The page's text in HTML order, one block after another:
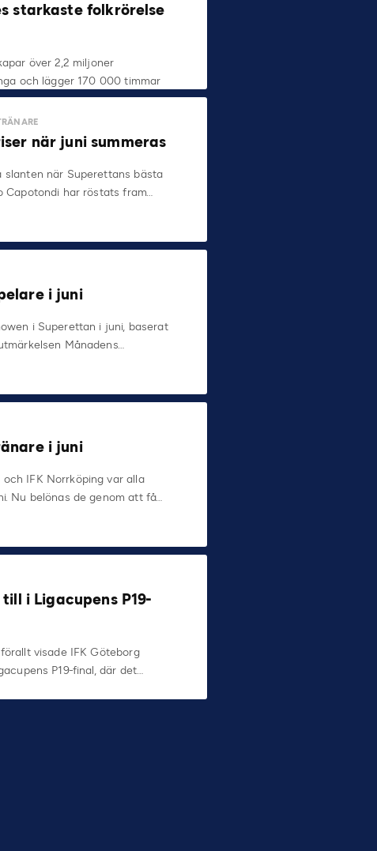
starkaste folkrörelse
över 2,2 miljoner
och lägger 170 000 timmar
när juni summeras
slanten när Superettans bästa
Capotondi har röstats fram…
i juni
i Superettan i juni, baserat
Månadens…
i juni
och IFK Norrköping var alla
Nu belönas de genom att få…
i Ligacupens P19-
visade IFK Göteborg
P19-final, där det…